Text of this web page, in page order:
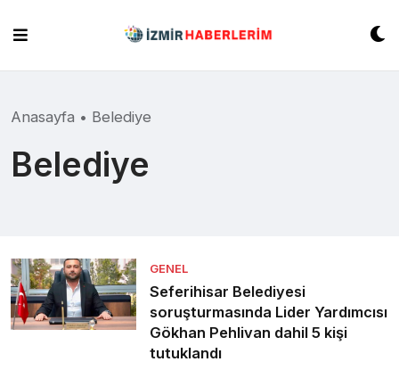
content
Anasayfa • Belediye
Belediye
GENEL
Seferihisar Belediyesi
soruşturmasında Lider Yardımcısı
Gökhan Pehlivan dahil 5 kişi
tutuklandı